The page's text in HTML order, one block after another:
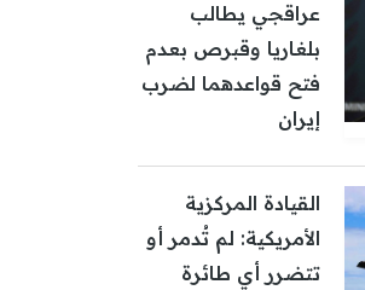
عراقجي يطالب
بلغاريا وقبرص بعدم
فتح قواعدهما لضرب
إيران
القيادة المركزية
الأمريكية: لم تُدمر أو
تتضرر أي طائرة